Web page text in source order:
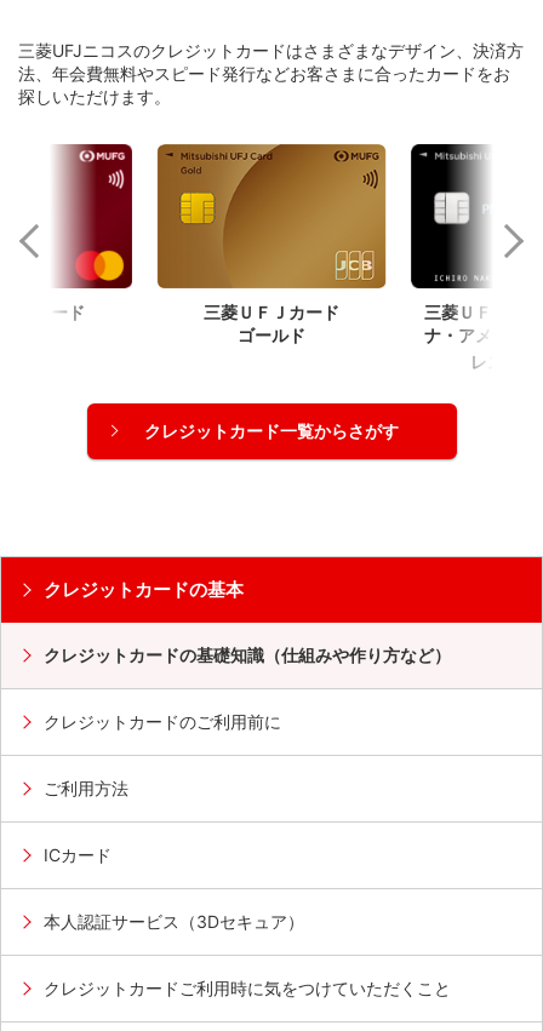
三菱UFJニコスのクレジットカードはさまざまなデザイン、決済方
法、年会費無料やスピード発行などお客さまに合ったカードをお
探しいただけます。
Ｊカード
三菱ＵＦＪカード
ゴールド
三菱ＵＦＪカ
ナ・アメリカ
レス
クレジットカード一覧からさがす
クレジットカードの基本
クレジットカードの基礎知識（仕組みや作り方など）
クレジットカードのご利用前に
ご利用方法
ICカード
本人認証サービス（3Dセキュア）
クレジットカードご利用時に気をつけていただくこと